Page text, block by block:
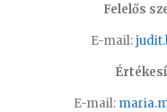
Felelős
E-mail:
E-mail: